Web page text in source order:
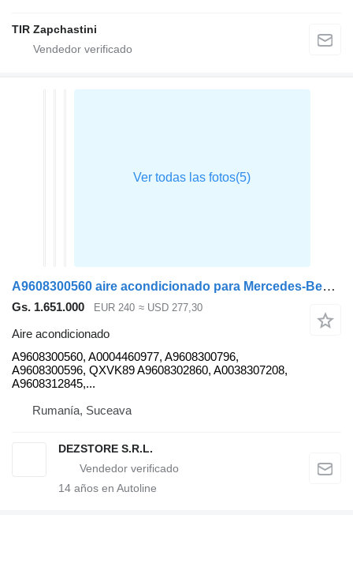
TIR Zapchastini
A9608300560 aire acondicionado para Mercedes-Benz ACTROS MP4 cabeza tractora
Gs. 1.651.000 EUR 240 ≈ USD 277,30
Aire acondicionado
A9608300560, A0004460977, A9608300796,
A9608300596, QXVK89 A9608302860, A0038307208,
A9608312845,...
Rumanía, Suceava
DEZSTORE S.R.L.
14 años en Autoline